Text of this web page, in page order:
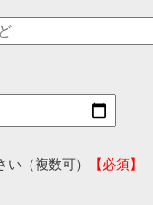
（複数可）
【必須】